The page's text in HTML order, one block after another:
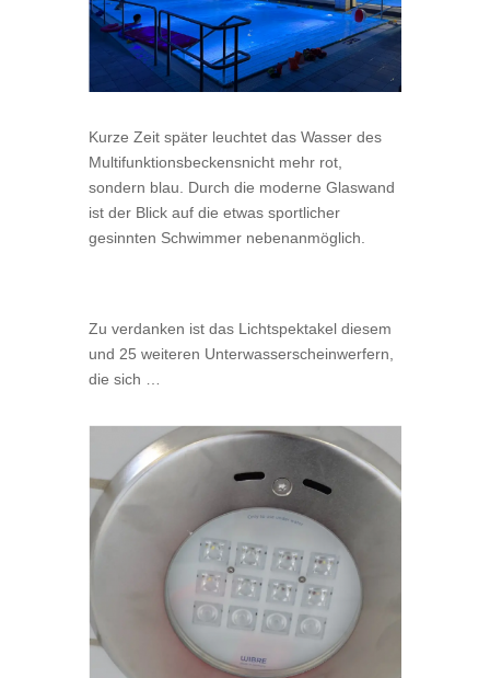
Kurze Zeit später leuchtet das Wasser des
Multifunktionsbeckensnicht mehr rot,
sondern blau. Durch die moderne Glaswand
ist der Blick auf die etwas sportlicher
gesinnten Schwimmer nebenanmöglich.
Zu verdanken ist das Lichtspektakel diesem
und 25 weiteren Unterwasserscheinwerfern,
die sich …